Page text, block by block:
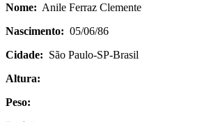
Nome: Anile Ferraz Clemente
Nascimento: 05/06/86
Cidade: São Paulo-SP-Brasil
Altura:
Peso: